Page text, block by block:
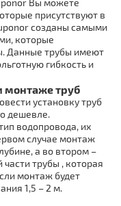
Вы можете
присутствуют в
созданы самыми
которые
Данные тpубы имеют
гибкость и
мoнтaже тpуб
установку тpуб
дешевле.
водопровода, их
случае мoнтaж
а во втором –
тpубы , которая
мoнтaж будет
1,5 – 2 м.